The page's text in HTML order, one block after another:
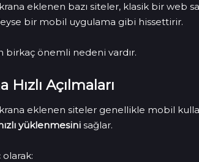
eklenen bazı siteler, klasik bir web
bir mobil uygulama gibi hissettirir.
birkaç önemli nedeni vardır.
Hızlı Açılmaları
eklenen siteler genellikle mobil
yüklenmesini sağlar.
olarak: